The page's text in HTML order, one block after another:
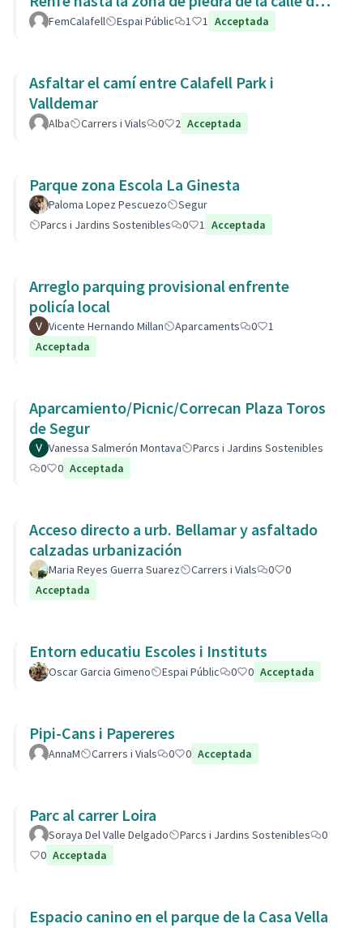
L’Estany.
FemCalafell Espai Públic 1 1 Acceptada
Asfaltar el camí entre Calafell Park i
Valldemar
Alba Carrers i Vials 0 2 Acceptada
Parque zona Escola La Ginesta
Paloma Lopez Pescuezo
Segur
Parcs i Jardins Sostenibles
0 1 Acceptada
Arreglo parquing provisional enfrente
policía local
Vicente Hernando Millan Aparcaments 0
1
Acceptada
Aparcamiento/Picnic/Correcan Plaza Toros
de Segur
Vanessa Salmerón Montava
Parcs i Jardins Sostenibles
0
0 Acceptada
Acceso directo a urb. Bellamar y asfaltado
calzadas urbanización
Maria Reyes Guerra Suarez Carrers i Vials 0
0
Acceptada
Entorn educatiu Escoles i Instituts
Oscar Garcia Gimeno Espai Públic 0 0 Acceptada
Pipi-Cans i Papereres
AnnaM Carrers i Vials 0 0 Acceptada
Parc al carrer Loira
Soraya Del Valle Delgado Parcs i Jardins Sostenibles
0
0 Acceptada
Espacio canino en el parque de la Casa Vella